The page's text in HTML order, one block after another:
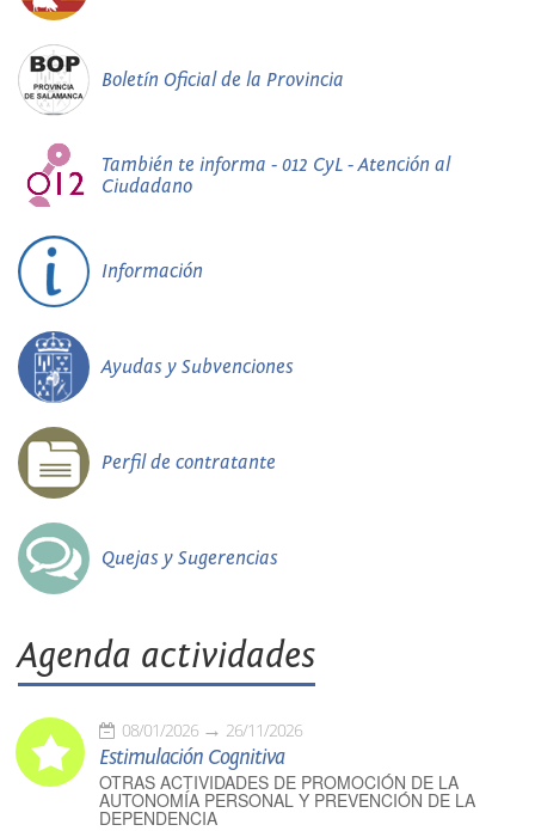
Boletín Oficial de la Provincia
También te informa - 012 CyL - Atención al
Ciudadano
Información
Ayudas y Subvenciones
Perfil de contratante
Quejas y Sugerencias
Agenda actividades
08/01/2026 26/11/2026
Estimulación Cognitiva
OTRAS ACTIVIDADES DE PROMOCIÓN DE LA
AUTONOMÍA PERSONAL Y PREVENCIÓN DE LA
DEPENDENCIA